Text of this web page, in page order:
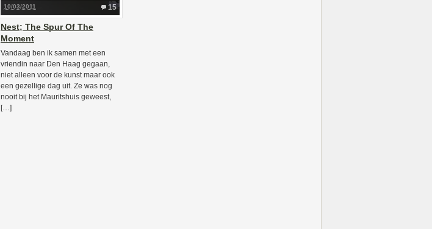
15
10/03/2011
Nest; The Spur Of The
Moment
Vandaag ben ik samen met een
vriendin naar Den Haag gegaan,
niet alleen voor de kunst maar ook
een gezellige dag uit. Ze was nog
nooit bij het Mauritshuis geweest,
[…]